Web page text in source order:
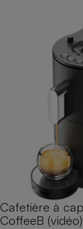
Cafetière à
CoffeeB